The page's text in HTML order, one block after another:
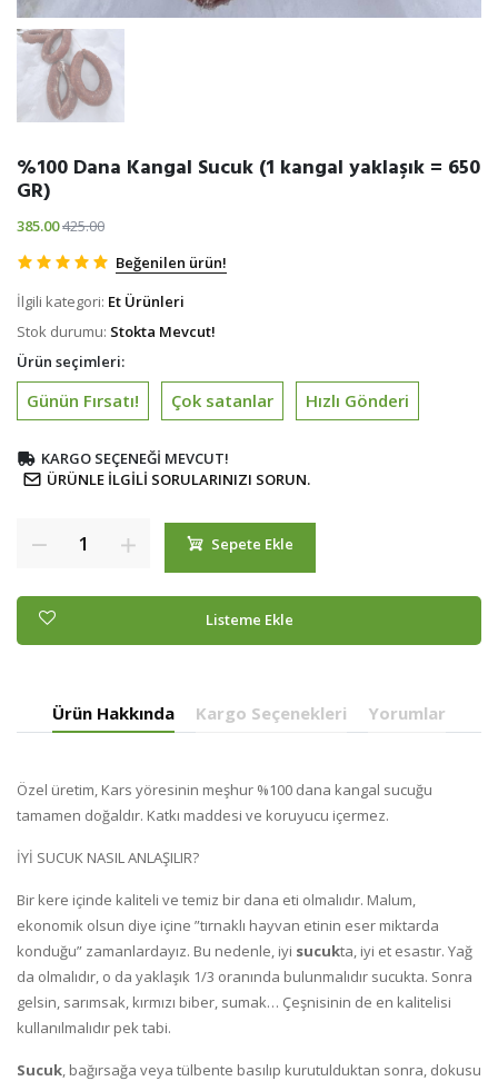
%100 Dana Kangal Sucuk (1 kangal yaklaşık = 650
GR)
385.00425.00
Beğenilen ürün!
İlgili kategori: Et Ürünleri
Stok durumu: Stokta Mevcut!
Ürün seçimleri:
Günün Fırsatı! Çok satanlar Hızlı Gönderi
KARGO SEÇENEĞI MEVCUT!
ÜRÜNLE ILGILI SORULARINIZI SORUN.
Sepete Ekle
Listeme Ekle
Ürün Hakkında Kargo Seçenekleri Yorumlar
Özel üretim, Kars yöresinin meşhur %100 dana kangal sucuğu
tamamen doğaldır. Katkı maddesi ve koruyucu içermez.
İYİ SUCUK NASIL ANLAŞILIR?
Bir kere içinde kaliteli ve temiz bir dana eti olmalıdır. Malum,
ekonomik olsun diye içine ”tırnaklı hayvan etinin eser miktarda
konduğu” zamanlardayız. Bu nedenle, iyi sucukta, iyi et esastır. Yağ
da olmalıdır, o da yaklaşık 1/3 oranında bulunmalıdır sucukta. Sonra
gelsin, sarımsak, kırmızı biber, sumak… Çeşnisinin de en kalitelisi
kullanılmalıdır pek tabi.
Sucuk, bağırsağa veya tülbente basılıp kurutulduktan sonra, dokusu